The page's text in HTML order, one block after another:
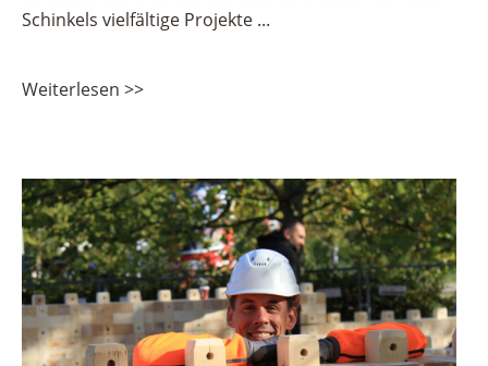
Schinkels vielfältige Projekte
Weiterlesen >>